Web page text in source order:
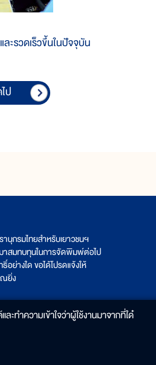
ะรวดเร็วขึ้นในปัจจุบัน
ป
นุกรมไทยสำหรับเยาวชนฯ
มาสมทบทุนในการจัดพิมพ์ต่อไป
ย่างใด ขอได้โปรดแจ้งให้
ณยิ่ง
ะทำความเข้าใจว่าผู้ใช้งานมาจากที่ใด๋